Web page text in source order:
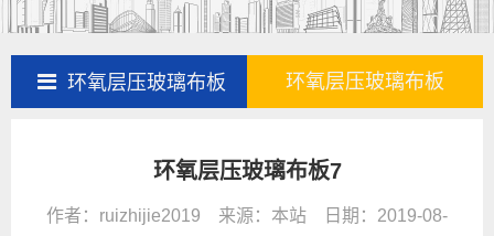
产品百科
工程案例
联系我们
环氧层压玻璃布板 环氧层压玻璃布板
环氧层压玻璃布板7
作者：ruizhijie2019 来源：本站 日期：2019-08-